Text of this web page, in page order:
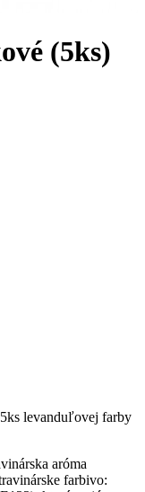
(5ks)
levanduľovej farby
aróma
farbivo: